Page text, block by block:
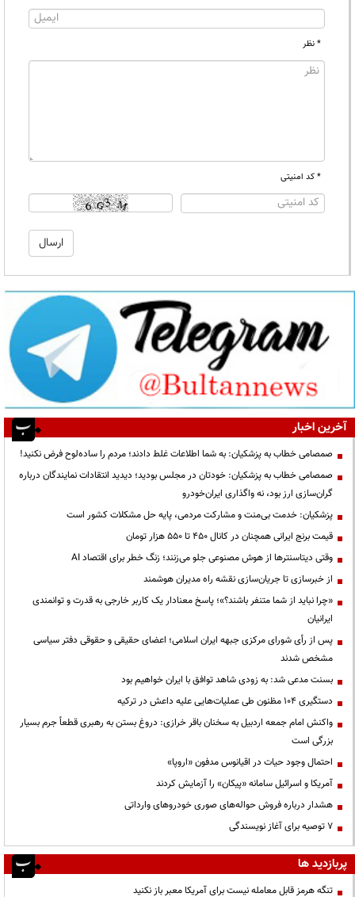
* نظر
* کد امنیتی
آخرین اخبار
صمصامی خطاب به پزشکیان: به شما اطلاعات غلط دادند؛ مردم را ساده‌لوح فرض نکنید!
صمصامی خطاب به پزشکیان: خودتان در مجلس بودید؛ دیدید انتقادات نمایندگان درباره
گران‌سازی ارز بود، نه واگذاری ایران‌خودرو
پزشکیان: خدمت بی‌منت و مشارکت مردمی، پایه حل مشکلات کشور است
قیمت‌ برنج ایرانی همچنان در کانال ۴۵۰ تا ۵۵۰ هزار تومان
وقتی دیتاسنترها از هوش مصنوعی جلو می‌زنند؛ زنگ خطر برای اقتصاد AI
از خبرسازی تا جریان‌سازی نقشه راه مدیران هوشمند
«چرا نباید از شما متنفر باشند؟»؛ پاسخ معنادار یک کاربر خارجی به قدرت و توانمندی
ایرانیان
پس از رأی شورای مرکزی جبهه ایران اسلامی؛ اعضای حقیقی و حقوقی دفتر سیاسی
مشخص شدند
بسنت مدعی شد: به زودی شاهد توافق با ایران خواهیم بود
دستگیری ۱۰۴ مظنون طی عملیات‌هایی علیه داعش در ترکیه
واکنش امام جمعه اردبیل به سخنان باقر خرازی: دروغ بستن به رهبری قطعاً جرم بسیار
بزرگی است
احتمال وجود حیات در اقیانوس مدفون «اروپا»
آمریکا و اسرائیل سامانه «پیکان» را آزمایش کردند
هشدار درباره فروش حواله‌های صوری خودروهای وارداتی
۷ توصیه برای آغاز نویسندگی
پربازدید ها
تنگه هرمز قابل معامله نیست برای آمریکا معبر باز نکنید